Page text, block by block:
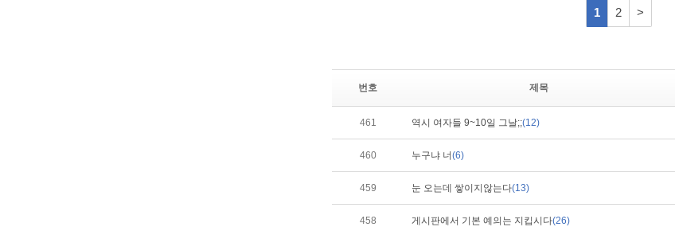
번호 제목
461 역시 여자들 9~10일 그날;;(12)
460 누구냐 너(6)
459 눈 오는데 쌓이지않는다(13)
458 게시판에서 기본 예의는 지킵시다(26)